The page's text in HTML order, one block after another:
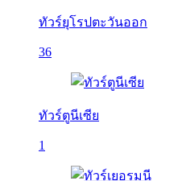
ทัวร์ยุโรปตะวันออก
36
ทัวร์ตูนีเซีย
1